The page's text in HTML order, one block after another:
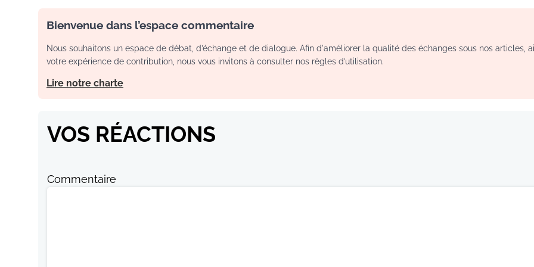
Bienvenue dans l’espace commentaire
Nous souhaitons un espace de débat, d’échange et de dialogue. Afin d'améliorer la qualité des échanges sous nos articles,
votre expérience de contribution, nous vous invitons à consulter nos règles d’utilisation.
Lire notre charte
VOS RÉACTIONS
Commentaire